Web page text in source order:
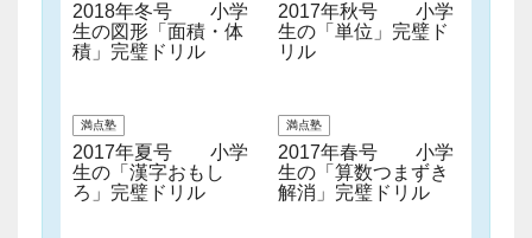
2018年冬号 小学
生の図形「面積・体
積」完璧ドリル
2017年秋号 小学
生の「単位」完璧ド
リル
満点塾
2017年夏号 小学
生の「漢字おもし
ろ」完璧ドリル
満点塾
2017年春号 小学
生の「算数つまずき
解消」完璧ドリル